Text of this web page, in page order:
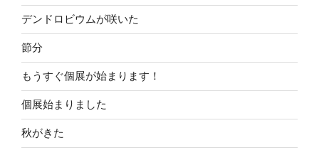
デンドロビウムが咲いた
節分
もうすぐ個展が始まります！
個展始まりました
秋がきた